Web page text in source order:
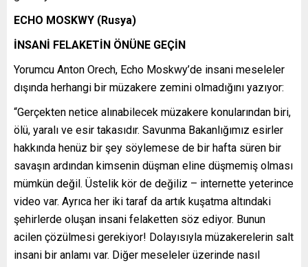
ECHO MOSKWY (Rusya)
İNSANİ FELAKETİN ÖNÜNE GEÇİN
Yorumcu Anton Orech, Echo Moskwy’de insani meseleler
dışında herhangi bir müzakere zemini olmadığını yazıyor:
“Gerçekten netice alınabilecek müzakere konularından biri,
ölü, yaralı ve esir takasıdır. Savunma Bakanlığımız esirler
hakkında henüz bir şey söylemese de bir hafta süren bir
savaşın ardından kimsenin düşman eline düşmemiş olması
mümkün değil. Üstelik kör de değiliz – internette yeterince
video var. Ayrıca her iki taraf da artık kuşatma altındaki
şehirlerde oluşan insani felaketten söz ediyor. Bunun
acilen çözülmesi gerekiyor! Dolayısıyla müzakerelerin salt
insani bir anlamı var. Diğer meseleler üzerinde nasıl